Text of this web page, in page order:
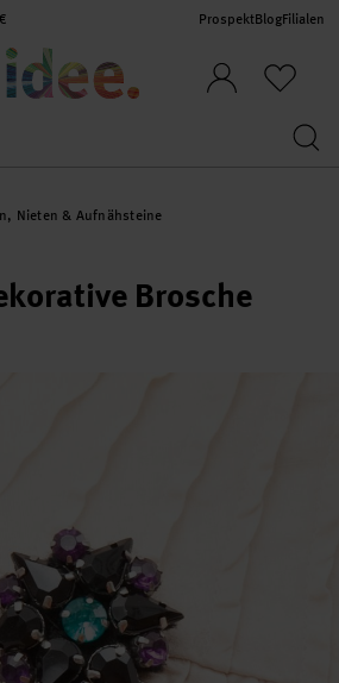
ProspektBlogFilialen
navigieren
Nieten & Aufnähsteine
Brosche